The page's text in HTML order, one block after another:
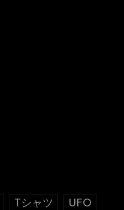
Tシャツ UFO